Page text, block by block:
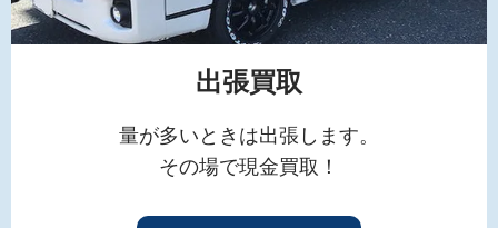
出張買取
量が多いときは出張します。
その場で現金買取！